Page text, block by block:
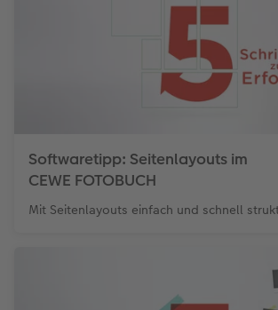
Softwaretipp: Seitenlayouts im
CEWE FOTOBUCH
Mit Seitenlayouts einfach und schnell